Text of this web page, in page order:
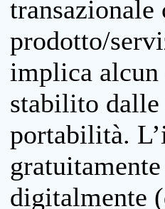
transazionale
prodotto/
implica
stabilito
portabilità.
digitalmente